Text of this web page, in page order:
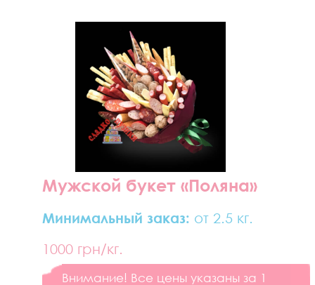
Мужской букет «Поляна»
Минимальный заказ: от 2.5 кг.
1000 грн/кг.
Внимание! Все цены указаны за 1